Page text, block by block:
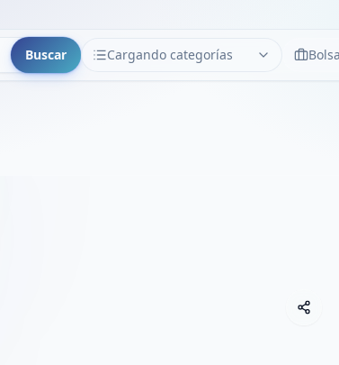
Buscar Cargando categorías
CATEGORÍAS Limpiar